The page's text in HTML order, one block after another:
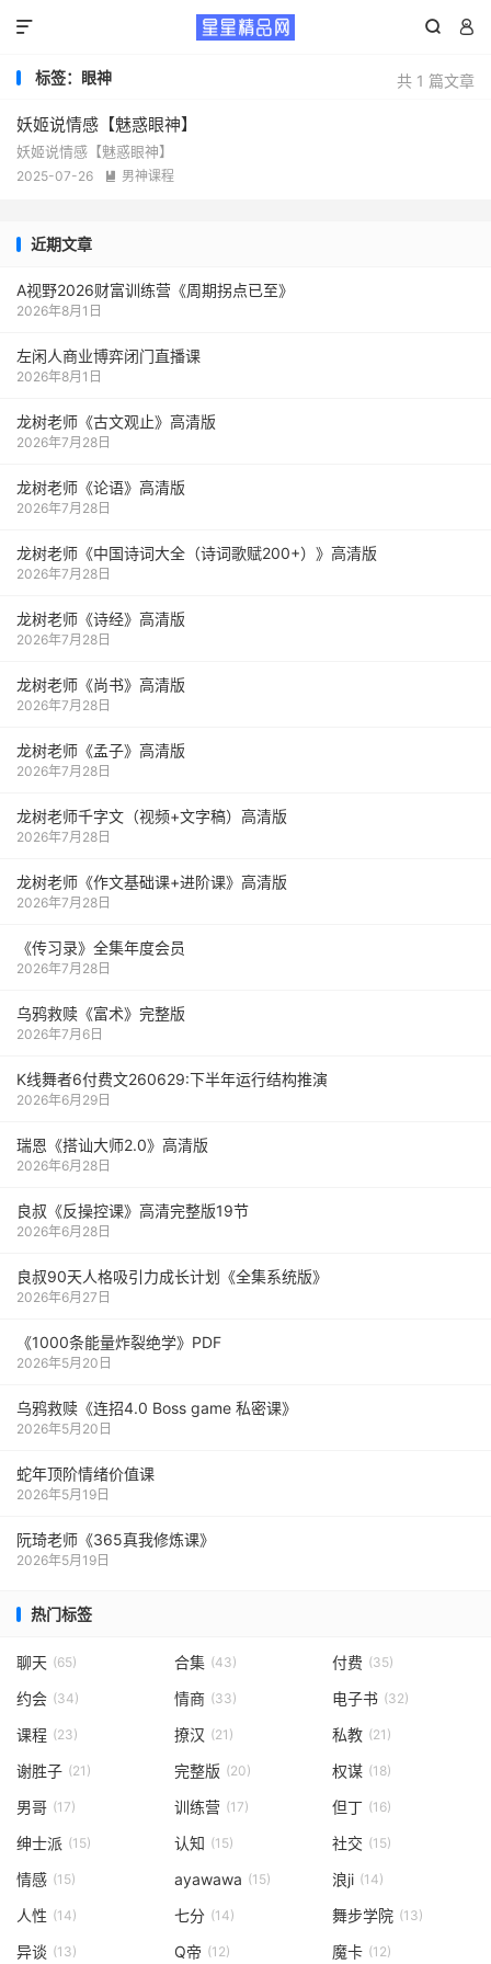
 

共 1 篇文章
标签：眼神
妖姬说情感【魅惑眼神】
妖姬说情感【魅惑眼神】
2025-07-26  男神课程
近期文章
A视野2026财富训练营《周期拐点已至》
2026年8月1日
左闲人商业博弈闭门直播课
2026年8月1日
龙树老师《古文观止》高清版
2026年7月28日
龙树老师《论语》高清版
2026年7月28日
龙树老师《中国诗词大全（诗词歌赋200+）》高清版
2026年7月28日
龙树老师《诗经》高清版
2026年7月28日
龙树老师《尚书》高清版
2026年7月28日
龙树老师《孟子》高清版
2026年7月28日
龙树老师千字文（视频+文字稿）高清版
2026年7月28日
龙树老师《作文基础课+进阶课》高清版
2026年7月28日
《传习录》全集年度会员
2026年7月28日
乌鸦救赎《富术》完整版
2026年7月6日
K线舞者6付费文260629:下半年运行结构推演
2026年6月29日
瑞恩《搭讪大师2.0》高清版
2026年6月28日
良叔《反操控课》高清完整版19节
2026年6月28日
良叔90天人格吸引力成长计划《全集系统版》
2026年6月27日
《1000‮能条‬‎量‮裂炸‬‎绝学》PDF
2026年5月20日
乌鸦救赎《连招4.0 Boss game 私密课》
2026年5月20日
蛇年顶阶情绪价值课
2026年5月19日
阮琦老师《365真我修炼课》
2026年5月19日
热门标签
聊天 (65) 合集 (43) 付费 (35)
约会 (34) 情商 (33) 电子书 (32)
课程 (23) 撩汉 (21) 私教 (21)
谢胜子 (21) 完整版 (20) 权谋 (18)
男哥 (17) 训练营 (17) 但丁 (16)
绅士派 (15) 认知 (15) 社交 (15)
情感 (15) ayawawa (15) 浪ji (14)
人性 (14) 七分 (14) 舞步学院 (13)
异谈 (13) Q帝 (12) 魔卡 (12)